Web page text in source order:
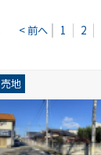
< 前へ 1 2
売地